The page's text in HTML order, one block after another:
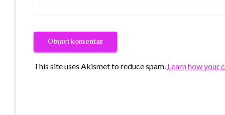
This site uses Akismet to reduce spam. Learn how your